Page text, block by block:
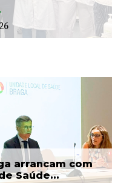
arrancam com
Saúde...